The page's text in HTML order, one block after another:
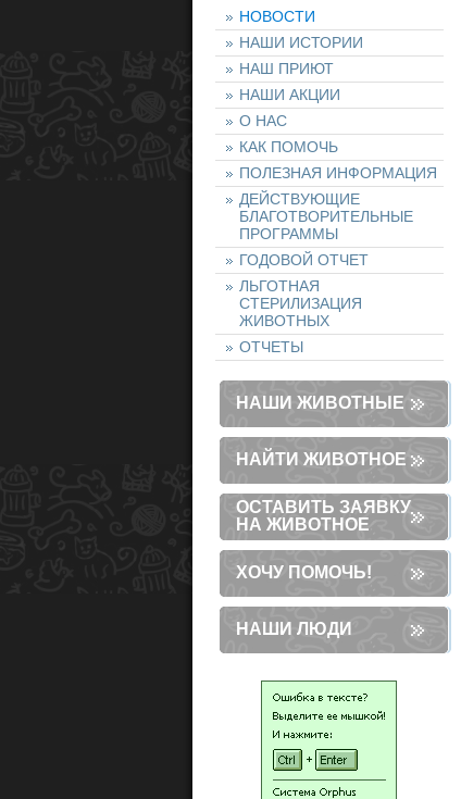
НОВОСТИ
НАШИ ИСТОРИИ
НАШ ПРИЮТ
НАШИ АКЦИИ
О НАС
КАК ПОМОЧЬ
ПОЛЕЗНАЯ ИНФОРМАЦИЯ
ДЕЙСТВУЮЩИЕ
БЛАГОТВОРИТЕЛЬНЫЕ
ПРОГРАММЫ
ГОДОВОЙ ОТЧЕТ
ЛЬГОТНАЯ
СТЕРИЛИЗАЦИЯ
ЖИВОТНЫХ
ОТЧЕТЫ
НАШИ ЖИВОТНЫЕ
НАЙТИ ЖИВОТНОЕ
ОСТАВИТЬ ЗАЯВКУ
НА ЖИВОТНОЕ
ХОЧУ ПОМОЧЬ!
НАШИ ЛЮДИ